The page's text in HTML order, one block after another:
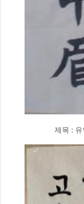
제목 :